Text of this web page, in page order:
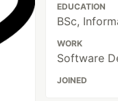
EDUCATION
BSc,
WORK
Software
JOINED